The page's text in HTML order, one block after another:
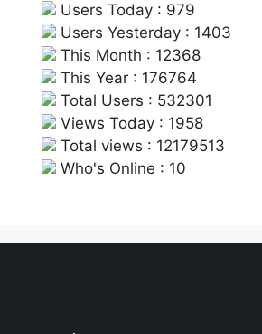
Users Today : 979
Users Yesterday : 1403
This Month : 12368
This Year : 176764
Total Users : 532301
Views Today : 1958
Total views : 12179513
Who's Online : 10